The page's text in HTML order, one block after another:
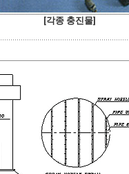
[각종 충진물]